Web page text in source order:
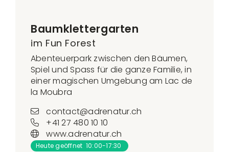
Baumklettergarten
im Fun Forest
Abenteuerpark zwischen den Bäumen,
Spiel und Spass für die ganze Familie, in
einer magischen Umgebung am Lac de
la Moubra
contact@adrenatur.ch
+41 27 480 10 10
www.adrenatur.ch
Heute geöffnet 10:00-17:30